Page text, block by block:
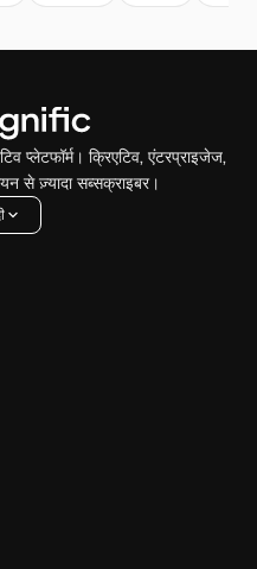
प्लेटफॉर्म। क्रिएटिव, एंटरप्राइजेज,
से ज़्यादा सब्सक्राइबर।